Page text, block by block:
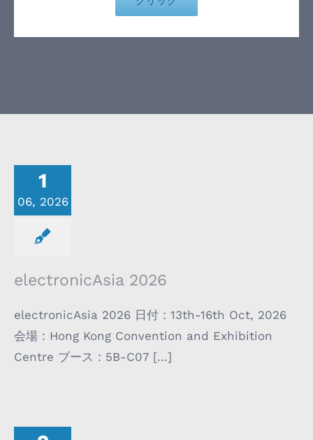
1
06, 2026
electronicAsia 2026
electronicAsia 2026 日付 : 13th-16th Oct, 2026
会場 : Hong Kong Convention and Exhibition
Centre ブース : 5B-C07 [...]